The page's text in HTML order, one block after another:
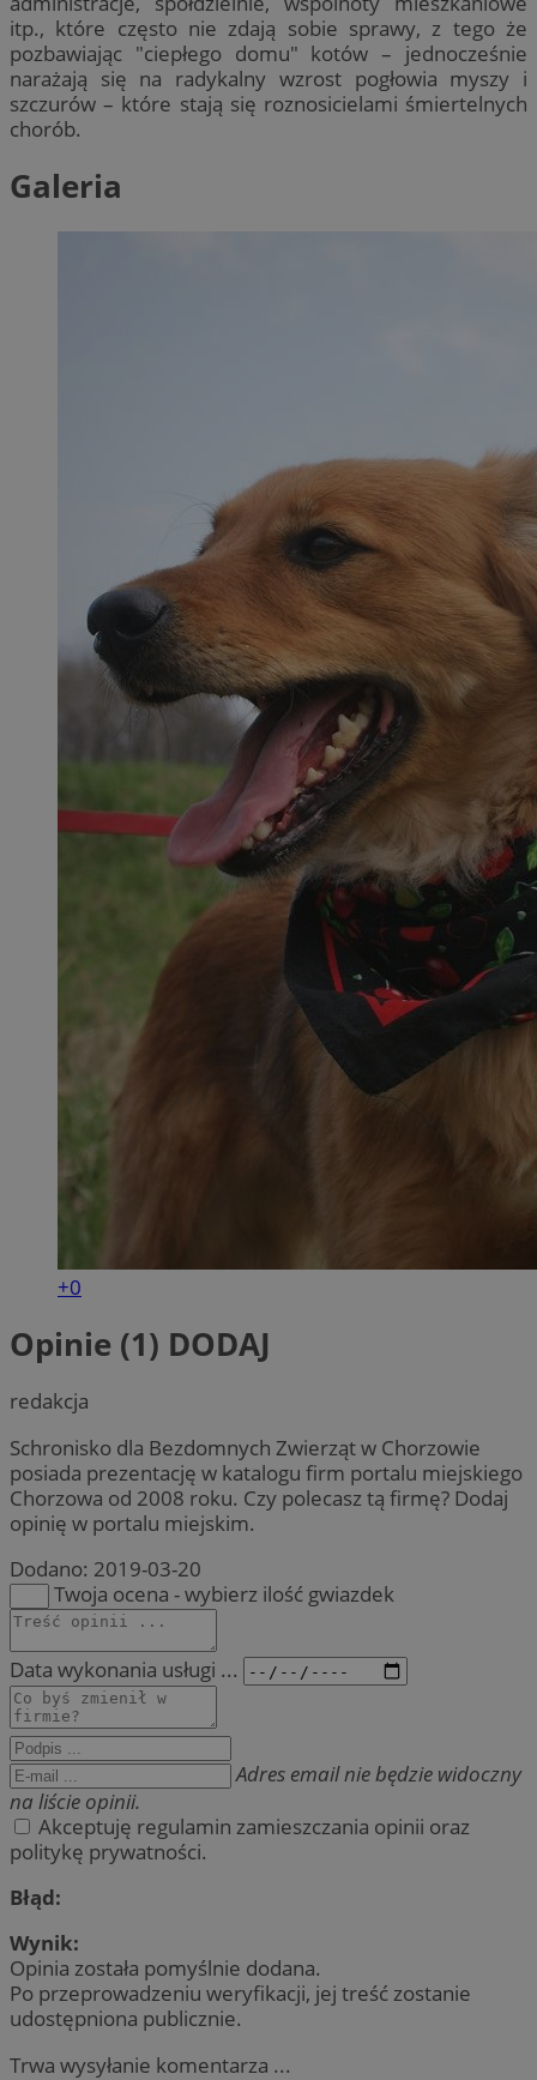
itp., które często nie zdają sobie sprawy, z tego że
pozbawiając "ciepłego domu" kotów – jednocześnie
narażają się na radykalny wzrost pogłowia myszy i
szczurów – które stają się roznosicielami śmiertelnych
chorób.
Galeria
+0
Opinie (1) DODAJ
redakcja
Schronisko dla Bezdomnych Zwierząt w Chorzowie
posiada prezentację w katalogu firm portalu miejskiego
Chorzowa od 2008 roku. Czy polecasz tą firmę? Dodaj
opinię w portalu miejskim.
Dodano: 2019-03-20
Twoja ocena - wybierz ilość gwiazdek
Data wykonania usługi ...
Adres email nie będzie widoczny
na liście opinii.
Akceptuję regulamin zamieszczania opinii oraz
politykę prywatności.
Błąd:
Wynik:
Opinia została pomyślnie dodana.
Po przeprowadzeniu weryfikacji, jej treść zostanie
udostępniona publicznie.
Trwa wysyłanie komentarza ...